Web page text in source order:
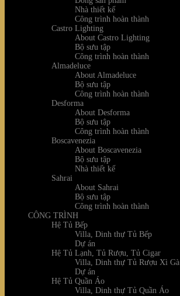
Nhà thiết kế
Công trình hoàn thành
Castro Lighting
About Castro Lighting
Bộ sưu tập
Công trình hoàn thành
Almadeluce
About Almadeluce
Bộ sưu tập
Công trình hoàn thành
Desforma
About Desforma
Bộ sưu tập
Công trình hoàn thành
Boscavenezia
About Boscavenezia
Bộ sưu tập
Nhà thiết kế
Sahrai
About Sahrai
Bộ sưu tập
Công trình hoàn thành
CÔNG TRÌNH
Hệ Tủ Bếp
Villa, Dinh thự Tủ Bếp
Dự án
Hệ Tủ Lạnh, Tủ Rượu, Tủ Cigar
Villa, Dinh thự Tủ Rượu Xì Gà
Dự án
Hệ Tủ Quần Áo
Villa, Dinh thự Tủ Quần Áo